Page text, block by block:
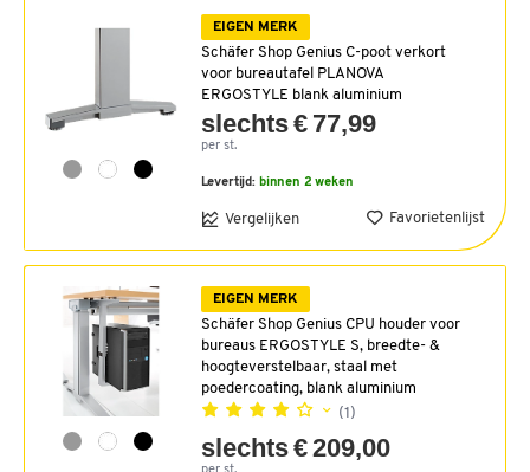
EIGEN MERK
Schäfer Shop Genius C-poot verkort
voor bureautafel PLANOVA
ERGOSTYLE blank aluminium
slechts € 77,99
per st.
Levertijd: binnen 2 weken
Vergelijken Favorietenlijst
EIGEN MERK
Schäfer Shop Genius CPU houder voor
bureaus ERGOSTYLE S, breedte- &
hoogteverstelbaar, staal met
poedercoating, blank aluminium
(1)
slechts € 209,00